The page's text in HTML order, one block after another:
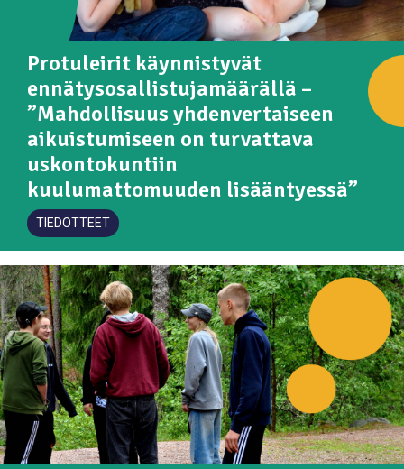
Protuleirit käynnistyvät
ennätysosallistujamäärällä –
”Mahdollisuus yhdenvertaiseen
aikuistumiseen on turvattava
uskontokuntiin
kuulumattomuuden lisääntyessä”
TIEDOTTEET